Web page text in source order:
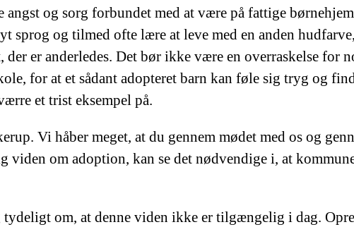
og sorg forbundet med at være på fattige
sprog og tilmed ofte lære at leve med en anden
er anderledes. Det bør ikke være en overraskelse for
for at et sådant adopteret barn kan føle sig tryg og
et trist eksempel på.
Vi håber meget, at du gennem mødet med os og
om adoption, kan se det nødvendige i, at
om, at denne viden ikke er tilgængelig i dag.